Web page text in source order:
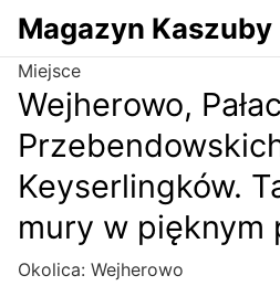
Przejdź do serwisu
Magazyn Kaszuby
Miejsce
Wejherowo, Pałac
Keyserlingków.
mury w pięknym
Okolica: Wejherowo